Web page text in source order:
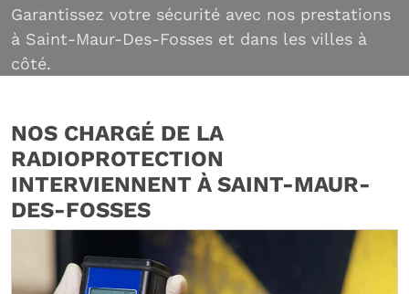
Garantissez votre sécurité avec nos prestations
à Saint-Maur-Des-Fosses et dans les villes à
côté.
NOS CHARGÉ DE LA
RADIOPROTECTION
INTERVIENNENT À SAINT-MAUR-
DES-FOSSES